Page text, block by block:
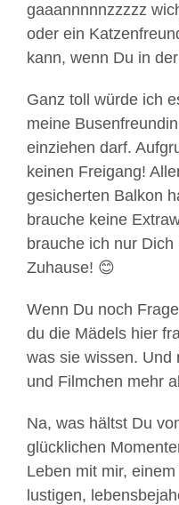
gaaannnnnzzzzz
oder ein
kann, wenn Du in
Ganz toll würde ich
meine
einziehen darf.
keinen Freigang!
gesicherten Balkon
brauche keine
brauche ich nur
Zuhause! 😊
Wenn Du noch
du die Mädels hier
was sie wissen. Und
und Filmchen mehr
Na, was hältst Du
glücklichen
Leben mit mir,
lustigen,